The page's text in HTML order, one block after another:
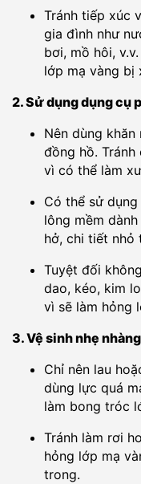
Tránh tiếp xúc
gia đình như
bơi, mồ hôi,
lớp mạ vàng bị
2. Sử dụng dụng cụ
Nên dùng
đồng hồ.
vì có thể làm
Có thể sử
lông mềm
hở, chi tiết nhỏ
Tuyệt đối
dao, kéo, kim
vì sẽ làm hỏng
3. Vệ sinh nhẹ
Chỉ nên lau
dùng lực quá
làm bong tróc
Tránh làm rơi
hỏng lớp mạ
trong.